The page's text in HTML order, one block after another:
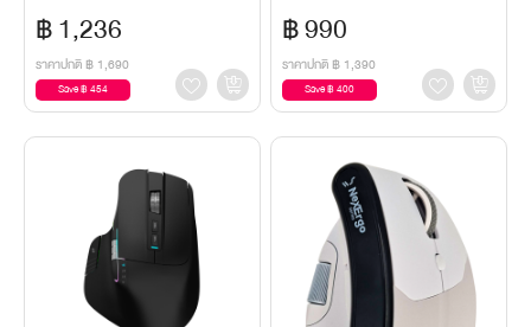
฿ 1,236
ราคาปกติ ฿ 1,690
Save ฿ 454
฿ 990
ราคาปกติ ฿ 1,390
Save ฿ 400